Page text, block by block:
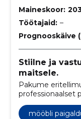
Maineskoor:
Töötajaid: –
Prognooskäive
Stiilne ja
maitsele.
Pakume
professionaalset
täpsusest.
mööbli